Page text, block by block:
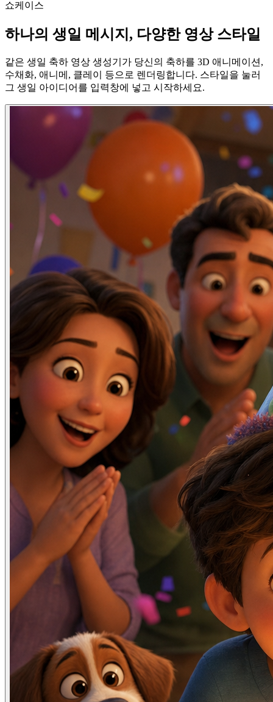
쇼케이스
하나의 생일 메시지, 다양한 영상 스타일
같은 생일 축하 영상 생성기가 당신의 축하를 3D 애니메이션,
수채화, 애니메, 클레이 등으로 렌더링합니다. 스타일을 눌러
그 생일 아이디어를 입력창에 넣고 시작하세요.